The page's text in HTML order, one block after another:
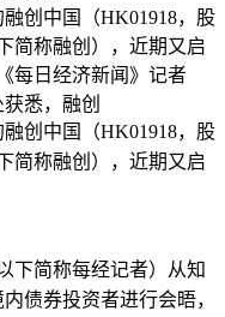
创中国（HK01918，股
简称融创），近期又启
每日经济新闻》记者
悉，融创
创中国（HK01918，股
简称融创），近期又启
下简称每经记者）从知
债券投资者进行会晤，